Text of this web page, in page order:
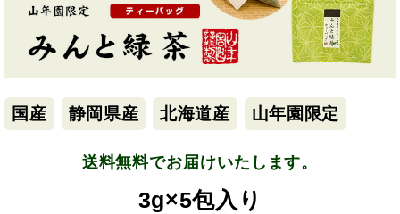
国産 静岡県産 北海道産 山年園限定
送料無料でお届けいたします。
3g×5包入り